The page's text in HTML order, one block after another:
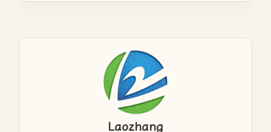
Laozhang